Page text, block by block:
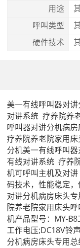
用途
呼叫类型
硬件技术
美一有线呼叫器对
对讲系统  疗养院养
呼叫器对讲分机病
疗养院养老院家用
分机美一有线呼叫
有线对讲系统  疗养
机可呼叫主机及对
码技术，性能稳定
对讲分机病房床头
院养老院家用床头
机产品型号：MY-
工作电压;DC18V铃
分机病房床头专用